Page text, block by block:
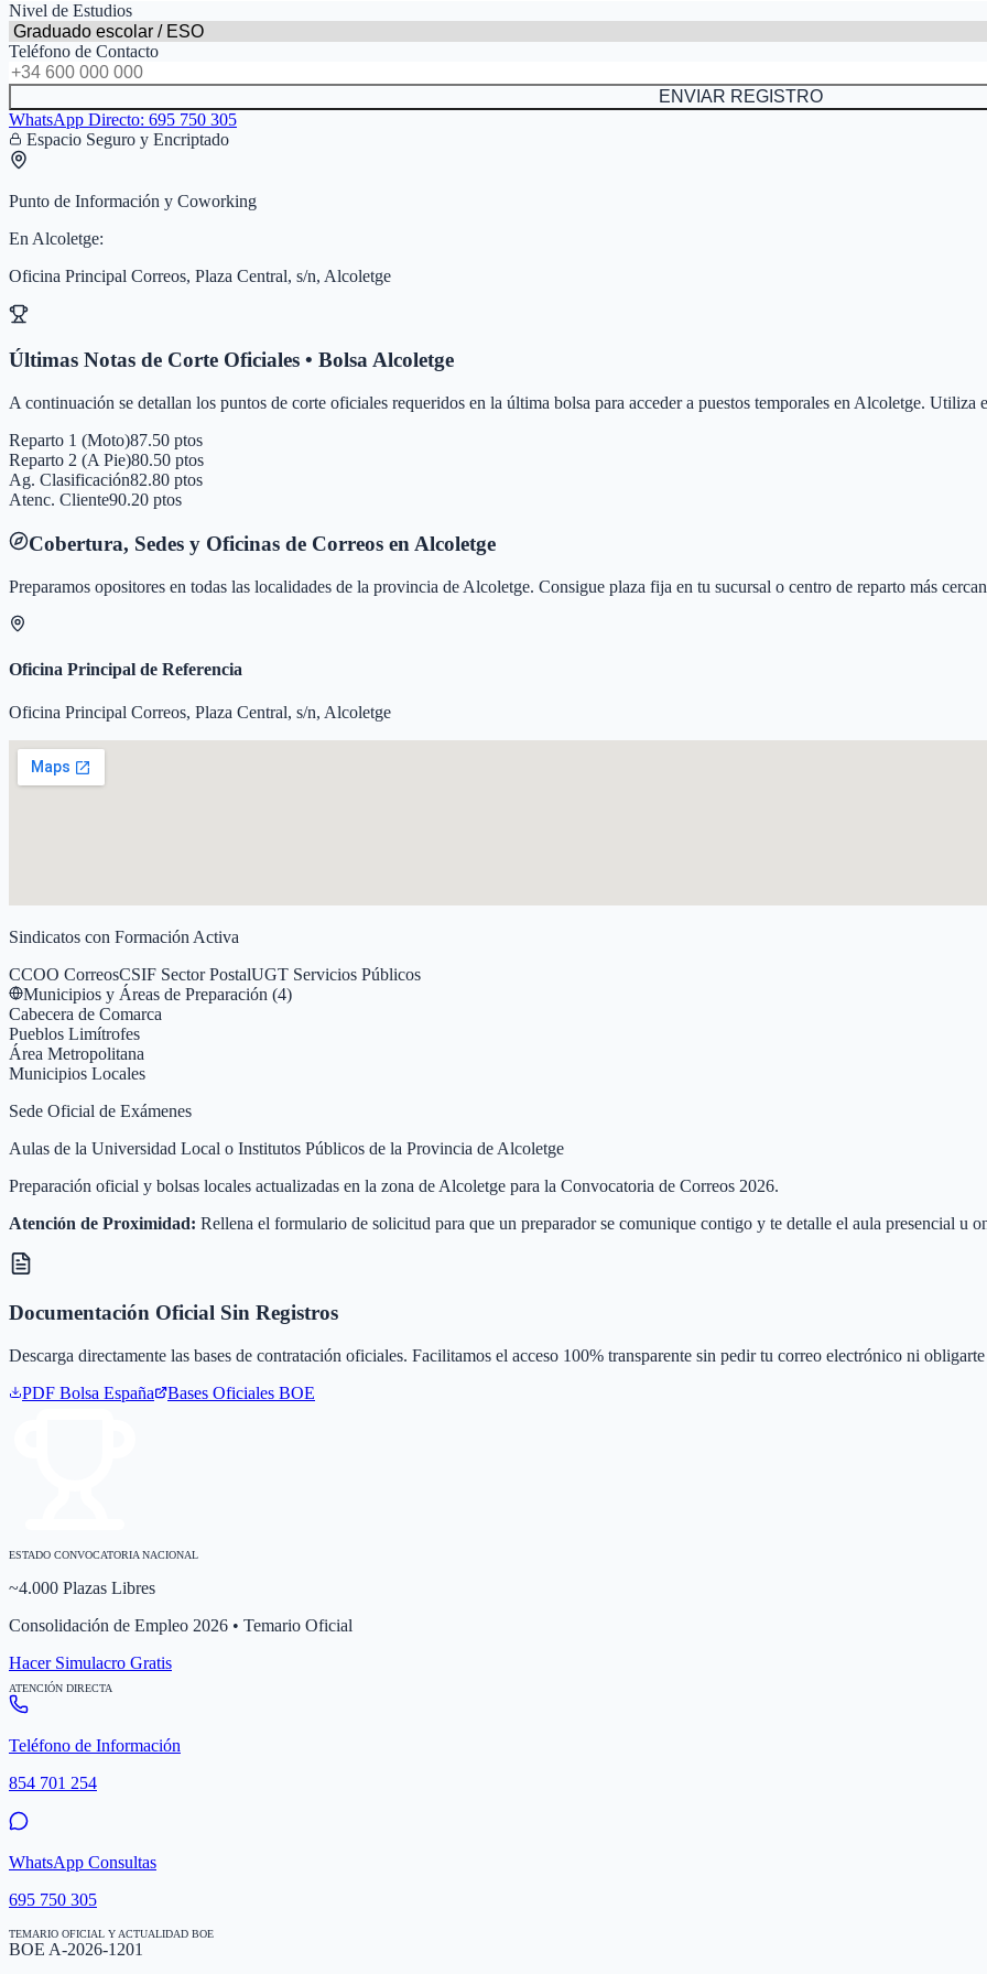
Nivel de Estudios
Teléfono de Contacto
ENVIAR REGISTRO
WhatsApp Directo: 695 750 305
Espacio Seguro y Encriptado
Punto de Información y Coworking
En Alcoletge:
Oficina Principal Correos, Plaza Central, s/n, Alcoletge
Últimas Notas de Corte Oficiales • BolsaAlcoletge
A continuación se detallan los puntos de corte oficiales requeridos en la última bolsa para acceder a puestos temporales en Alcoletge. Utiliza
Reparto 1 (Moto)87.50 ptos
Reparto 2 (A Pie)80.50 ptos
Ag. Clasificación82.80 ptos
Atenc. Cliente90.20 ptos
Cobertura, Sedes y Oficinas de Correos en Alcoletge
Preparamos opositores en todas las localidades de la provincia de Alcoletge. Consigue plaza fija en tu sucursal o centro de reparto más
Oficina Principal de Referencia
Oficina Principal Correos, Plaza Central, s/n, Alcoletge
Sindicatos con Formación Activa
CCOO CorreosCSIF Sector PostalUGT Servicios Públicos
Municipios y Áreas de Preparación (4)
Cabecera de Comarca
Pueblos Limítrofes
Área Metropolitana
Municipios Locales
Sede Oficial de Exámenes
Aulas de la Universidad Local o Institutos Públicos de la Provincia de Alcoletge
Preparación oficial y bolsas locales actualizadas en la zona de Alcoletge para la Convocatoria de Correos 2026.
Atención de Proximidad: Rellena el formulario de solicitud para que un preparador se comunique contigo y te detalle el aula presencial u
Documentación Oficial Sin Registros
Descarga directamente las bases de contratación oficiales. Facilitamos el acceso 100% transparente sin pedir tu correo electrónico ni
PDF Bolsa España Bases Oficiales BOE
ESTADO CONVOCATORIA NACIONAL
~4.000 Plazas Libres
Consolidación de Empleo 2026 • Temario Oficial
Hacer Simulacro Gratis
ATENCIÓN DIRECTA
Teléfono de Información
854 701 254
WhatsApp Consultas
695 750 305
TEMARIO OFICIAL Y ACTUALIDAD BOE
BOE A-2026-1201